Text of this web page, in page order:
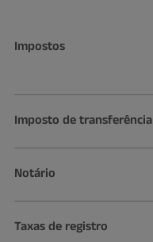
Impostos
Imposto de transferência
Notário
Taxas de registro